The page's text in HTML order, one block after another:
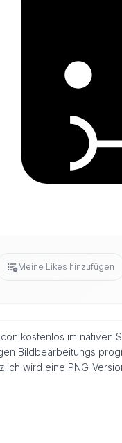
Meine Likes hinzufügen
kostenlos im nativen
Bildbearbeitungs
wird eine PNG-